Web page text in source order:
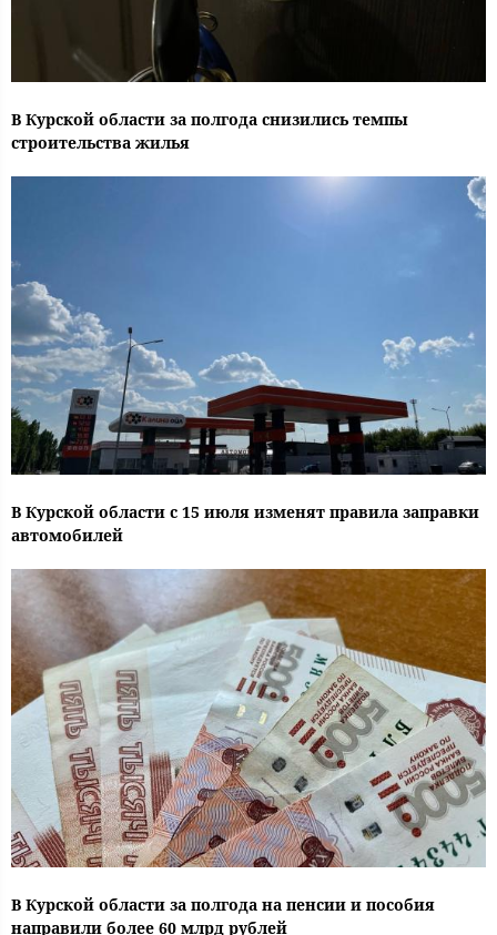
В Курской области за полгода снизились темпы
строительства жилья
В Курской области с 15 июля изменят правила заправки
автомобилей
В Курской области за полгода на пенсии и пособия
направили более 60 млрд рублей